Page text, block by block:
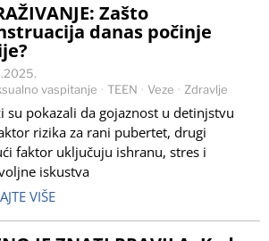
Zašto
danas počinje
vaspitanje · TEEN · Veze · Zdravlje
su pokazali da gojaznost u detinjstvu
rizika za rani pubertet, drugi
faktor uključuju ishranu, stres i
iskustva
VIŠE